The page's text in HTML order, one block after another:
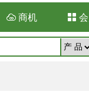
 商机 